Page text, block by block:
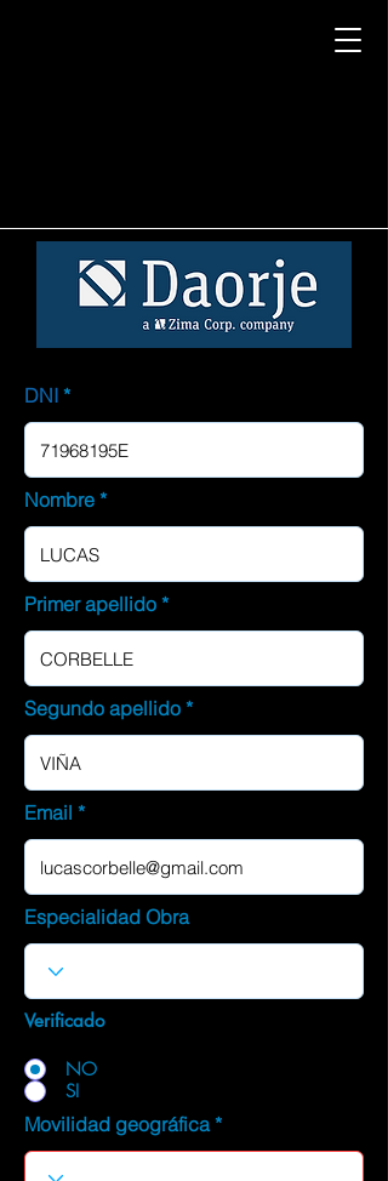
DNI
Nombre
Primer apellido
Segundo apellido
Email
Especialidad Obra
Verificado
NO
SI
Movilidad geográfica